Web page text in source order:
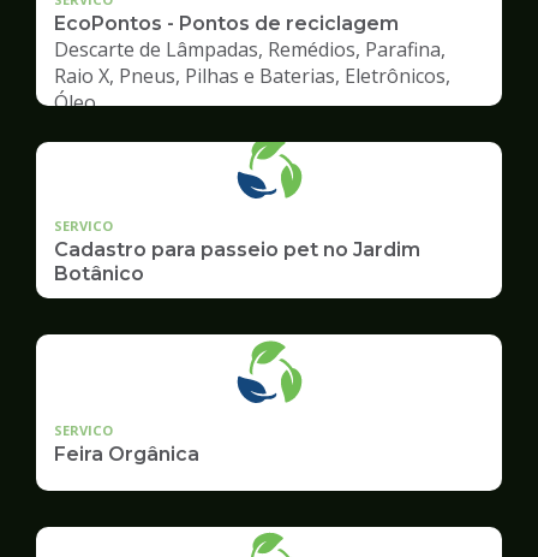
EcoPontos - Pontos de reciclagem
Descarte de Lâmpadas, Remédios, Parafina,
Raio X, Pneus, Pilhas e Baterias, Eletrônicos,
Óleo
SERVICO
Cadastro para passeio pet no Jardim
Botânico
SERVICO
Feira Orgânica